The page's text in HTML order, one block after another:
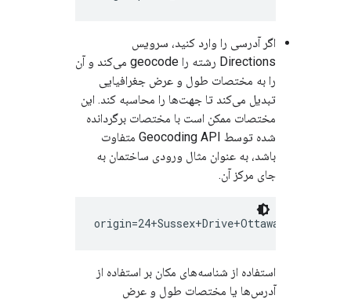
اگر آدرسی را وارد کنید، سرویس
Directions رشته را geocode می‌کند و آن
را به مختصات طول و عرض جغرافیایی
تبدیل می‌کند تا جهت‌ها را محاسبه کند. این
مختصات ممکن است با مختصات برگردانده
شده توسط Geocoding API متفاوت
باشد، به عنوان مثال ورودی ساختمان به
جای مرکز آن.
استفاده از شناسه‌های مکان بر استفاده از
آدرس‌ها یا مختصات طول و عرض